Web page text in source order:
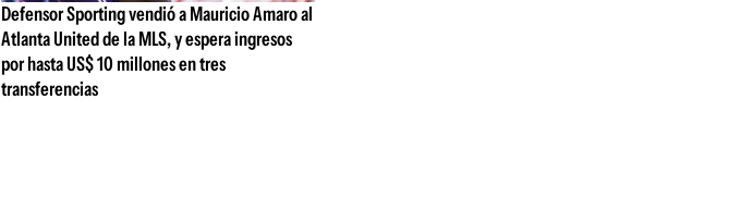
Defensor Sporting vendió a Mauricio Amaro al
Atlanta United de la MLS, y espera ingresos
por hasta US$ 10 millones en tres
transferencias